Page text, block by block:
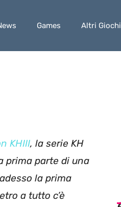
Games Altri Giochi
KHIII, la serie KH
prima parte di una
la prima
a tutto c’è